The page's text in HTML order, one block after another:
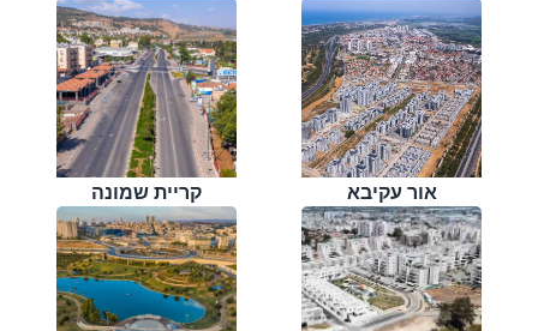
קריית שמונה אור עקיבא